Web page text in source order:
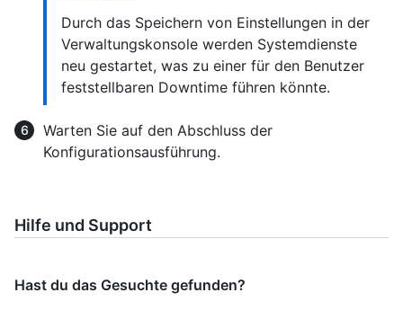
Durch das Speichern von Einstellungen in der
Verwaltungskonsole werden Systemdienste
neu gestartet, was zu einer für den Benutzer
feststellbaren Downtime führen könnte.
Warten Sie auf den Abschluss der
Konfigurationsausführung.
Hilfe und Support
Hast du das Gesuchte gefunden?